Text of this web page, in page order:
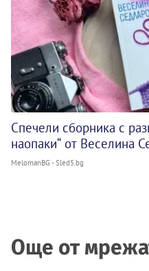
Спечели сборника с
наопаки“ от Веселина
MelomanBG - Sled5.bg
Още от